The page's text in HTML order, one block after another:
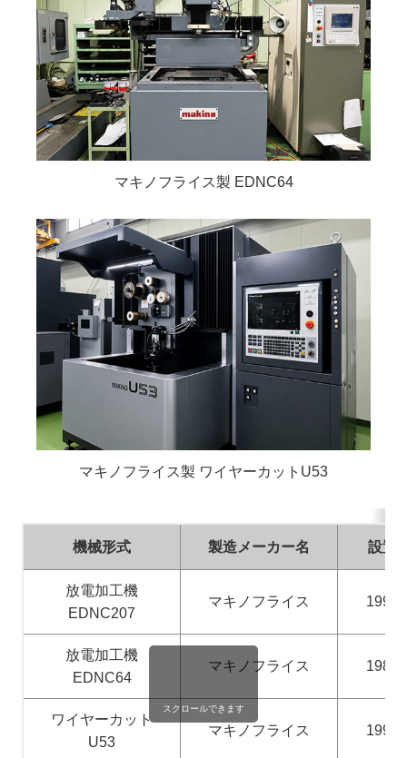
マキノフライス製 EDNC64
マキノフライス製 ワイヤーカットU53
機械形式 製造メーカー名 設置
放電加工機
EDNC207
マキノフライス 1994
放電加工機
EDNC64
マキノフライス 1988
ワイヤーカット
U53
マキノフライス 1996
スクロールできます